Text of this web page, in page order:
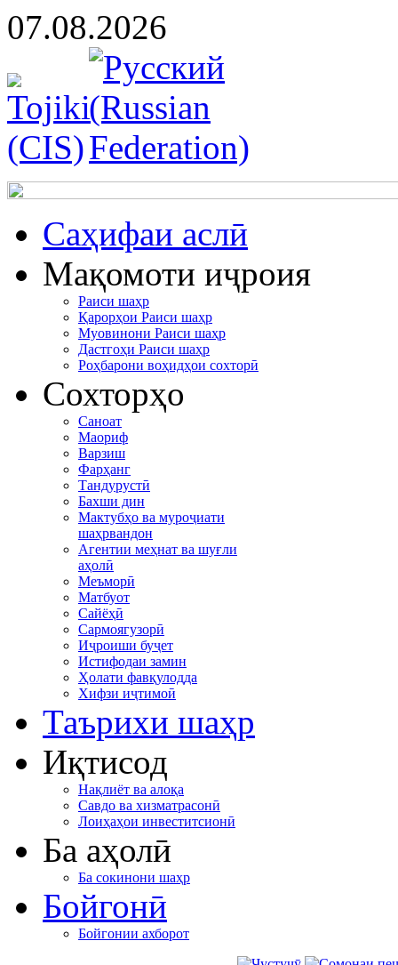
07.08.2026
Cаҳифаи аслӣ
Мақомоти иҷроия
Раиси шаҳр
Қарорҳои Раиси шаҳр
Муовинони Раиси шаҳр
Дастгоҳи Раиси шаҳр
Роҳбарони воҳидҳои сохторӣ
Сохторҳо
Саноат
Маориф
Варзиш
Фарҳанг
Тандурустӣ
Бахши дин
Мактубҳо ва муроҷиати
шаҳрвандон
Агентии меҳнат ва шуғли
аҳолӣ
Меъморӣ
Матбуот
Сайёҳӣ
Сармоягузорӣ
Иҷроиши буҷет
Истифодаи замин
Ҳолати фавқулодда
Хифзи иҷтимоӣ
Таърихи шаҳр
Иқтисод
Нақлиёт ва алоқа
Савдо ва хизматрасонӣ
Лоиҳаҳои инвеститсионӣ
Ба аҳолӣ
Ба сокинони шаҳр
Бойгонӣ
Бойгонии ахборот